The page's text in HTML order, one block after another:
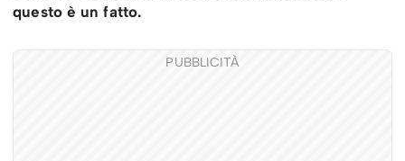
questo è un fatto.
PUBBLICITÀ